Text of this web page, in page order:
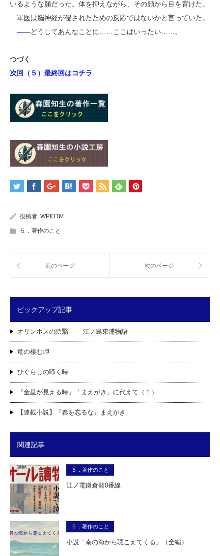
いるような顏だった。体を抑えながら、その顔から目を背けた。
軍医は脳神経が侵されたための反応ではないかと言っていた。
――どうしてあんなことに……ここはいったい……。
つづく
次回（５）最終回はコチラ
投稿者: WPIDTM
５．著作のこと
前のページ 次のページ
ピックアップ記事
オリンポスの陰翳 ――江ノ島東浦物語――
竜の棲む岬
ひぐらしの啼く時
『金星が見える時』「まえがき」に代えて（１）
【連載小説】『春を忘るな』まえがき
関連記事
５．著作のこと
江ノ電鎌倉発0番線
５．著作のこと
小説「南の海から聴こえてくる」（全編）